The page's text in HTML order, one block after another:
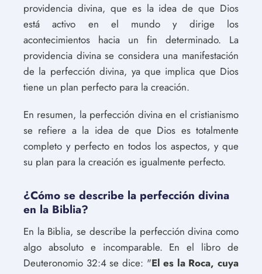
providencia divina, que es la idea de que Dios
está activo en el mundo y dirige los
acontecimientos hacia un fin determinado. La
providencia divina se considera una manifestación
de la perfección divina, ya que implica que Dios
tiene un plan perfecto para la creación.
En resumen, la perfección divina en el cristianismo
se refiere a la idea de que Dios es totalmente
completo y perfecto en todos los aspectos, y que
su plan para la creación es igualmente perfecto.
¿Cómo se describe la perfección divina
en la Biblia?
En la Biblia, se describe la perfección divina como
algo absoluto e incomparable. En el libro de
Deuteronomio 32:4 se dice: "El es la Roca, cuya